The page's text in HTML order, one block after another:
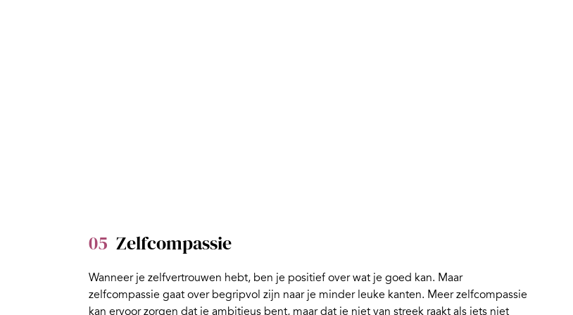
05 Zelfcompassie
Wanneer je zelfvertrouwen hebt, ben je positief over wat je goed kan. Maar
zelfcompassie gaat over begripvol zijn naar je minder leuke kanten. Meer zelfcompassie
kan ervoor zorgen dat je ambitieus bent, maar dat je niet van streek raakt als iets niet